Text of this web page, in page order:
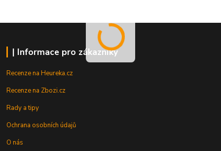
| Informace pro zákazníky
Recenze na Heureka.cz
Recenze na Zbozi.cz
Rady a tipy
Ochrana osobních údajů
O nás